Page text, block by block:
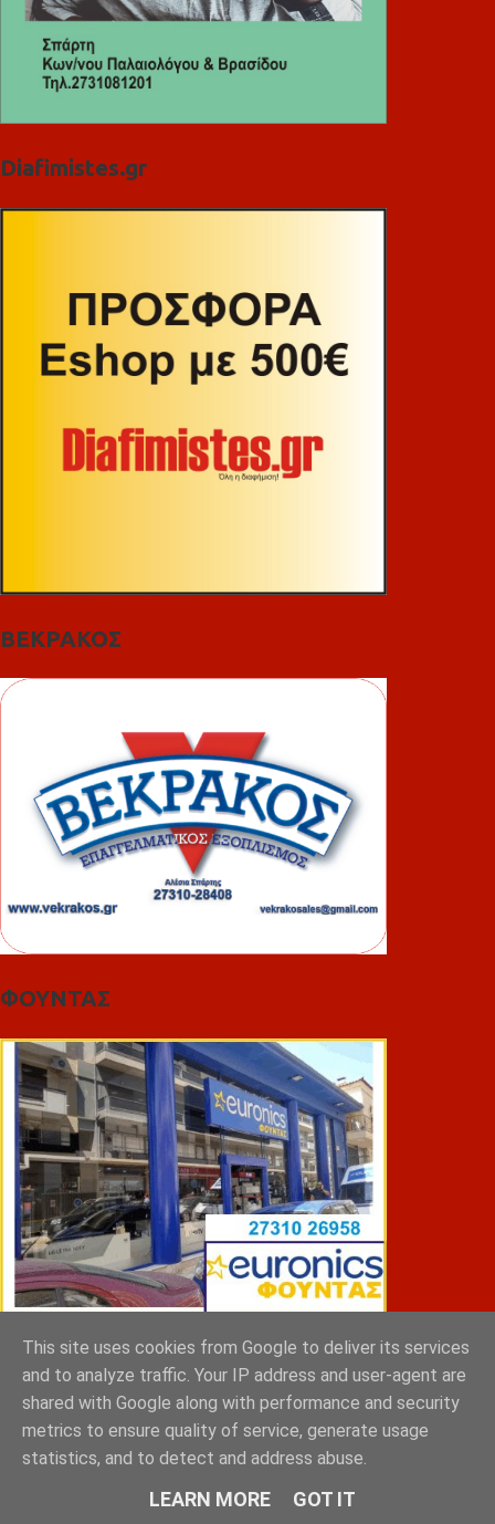
Diafimistes.gr
ΒΕΚΡΑΚΟΣ
ΦΟΥΝΤΑΣ
ΣΠΥΡΑΚΗΣ ΠΑΝΑΓΙΩΤΗΣ & YIOI ΣΠΑΡΤΗ
This site uses cookies from Google to deliver its services
and to analyze traffic. Your IP address and user-agent are
shared with Google along with performance and security
metrics to ensure quality of service, generate usage
statistics, and to detect and address abuse.
LEARN MORE GOT IT